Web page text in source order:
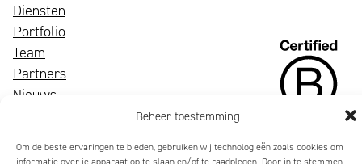
Beheer toestemming
Om de beste ervaringen te bieden, gebruiken wij technologieën zoals cookies om
informatie over je apparaat op te slaan en/of te raadplegen. Door in te stemmen
Diensten
Portfolio
Een
bloeiend
merk
maakt
Team
Wij
zijn
in
Partners
Nieuws